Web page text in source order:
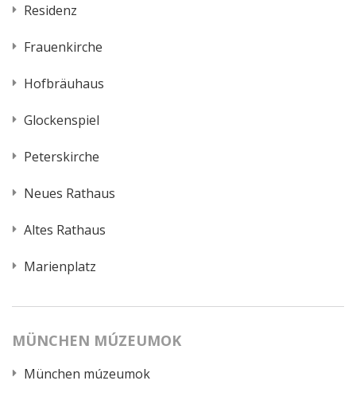
Residenz
Frauenkirche
Hofbräuhaus
Glockenspiel
Peterskirche
Neues Rathaus
Altes Rathaus
Marienplatz
MÜNCHEN MÚZEUMOK
München múzeumok